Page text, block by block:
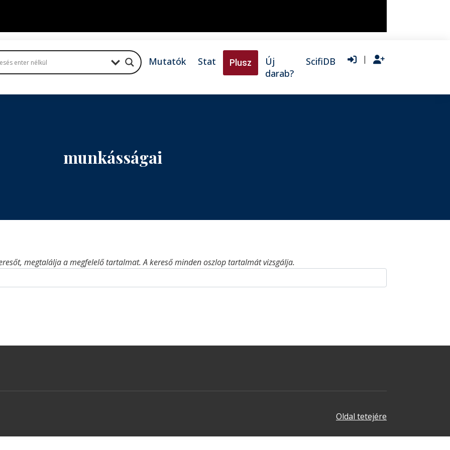
Mutatók Stat Plusz
Új
darab?
ScifiDB |
munkásságai
megtalálja a megfelelő tartalmat. A kereső minden oszlop tartalmát vizsgálja.
Oldal tetejére